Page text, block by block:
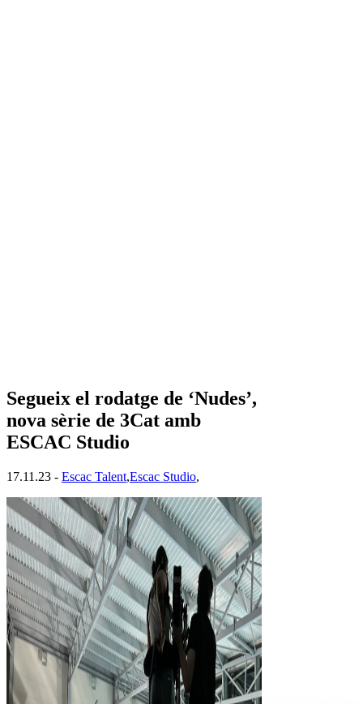
Segueix el rodatge de ‘Nudes’,
nova sèrie de 3Cat amb
ESCAC Studio
17.11.23 - Escac Talent,Escac Studio,